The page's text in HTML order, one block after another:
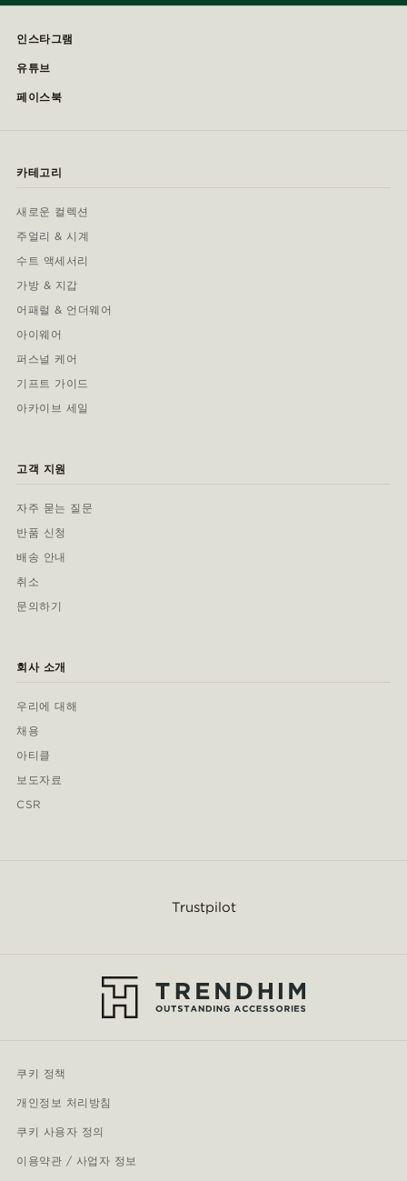
인스타그램
유튜브
페이스북
카테고리
새로운 컬렉션
주얼리 & 시계
수트 액세서리
가방 & 지갑
어패럴 & 언더웨어
아이웨어
퍼스널 케어
기프트 가이드
아카이브 세일
고객 지원
자주 묻는 질문
반품 신청
배송 안내
취소
문의하기
회사 소개
우리에 대해
채용
아티클
보도자료
CSR
Trustpilot
쿠키 정책
개인정보 처리방침
쿠키 사용자 정의
이용약관 / 사업자 정보